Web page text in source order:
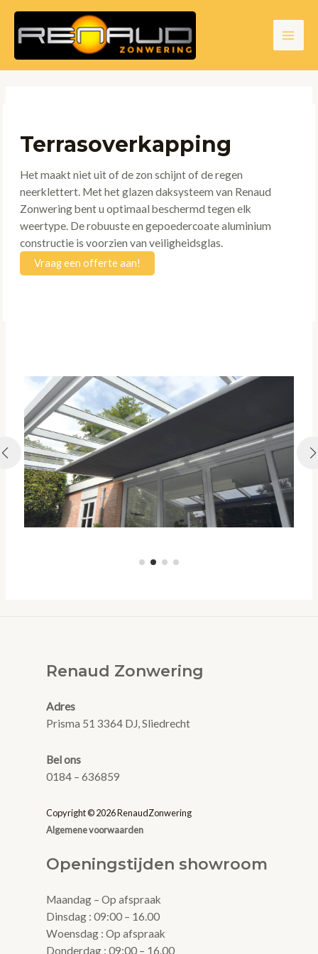
naar
inhoud
Main
Terrasoverkapping
Het maakt niet uit of de zon schijnt of de regen
neerklettert. Met het glazen daksysteem van Renaud
Zonwering bent u optimaal beschermd tegen elk
weertype. De robuuste en gepoedercoate aluminium
constructie is voorzien van veiligheidsglas.
Vraag een offerte aan!
Renaud Zonwering
Adres
Prisma 51 3364 DJ, Sliedrecht
Bel ons
0184 – 636859
Copyright © 2026 RenaudZonwering
Algemene voorwaarden
Openingstijden showroom
Maandag – Op afspraak
Dinsdag : 09:00 – 16.00
Woensdag : Op afspraak
Donderdag : 09:00 – 16.00